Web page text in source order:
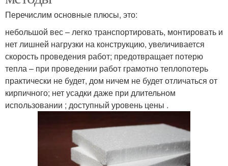
Перечислим основные плюсы, это:
небольшой вес – легко транспортировать, монтировать и
нет лишней нагрузки на конструкцию, увеличивается
скорость проведения работ; предотвращает потерю
тепла – при проведении работ грамотно теплопотерь
практически не будет, дом ничем не будет отличаться от
кирпичного; нет усадки даже при длительном
использовании ; доступный уровень цены .